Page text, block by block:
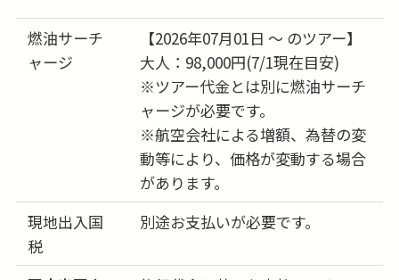
(火)
26日
(水)
29日
-
30日
(日)
燃油サーチ
ャージ
【2026年07月01日 ～ のツアー】
大人：98,000円(7/1現在目安)
※ツアー代金とは別に燃油サーチ
ャージが必要です。
※航空会社による増額、為替の変
動等により、価格が変動する場合
があります。
現地出入国
税
別途お支払いが必要です。